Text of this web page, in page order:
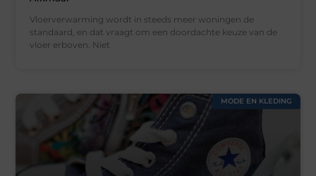
Vloerverwarming wordt in steeds meer woningen de
standaard, en dat vraagt om een doordachte keuze van de
vloer erboven. Niet
MODE EN KLEDING